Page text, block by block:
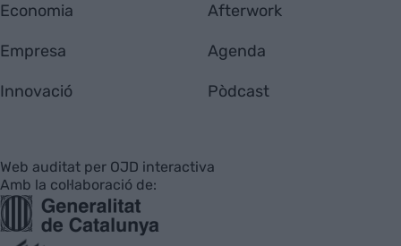
Economia
Empresa
Innovació
Afterwork
Agenda
Pòdcast
Web auditat per OJD interactiva
Amb la col·laboració de: